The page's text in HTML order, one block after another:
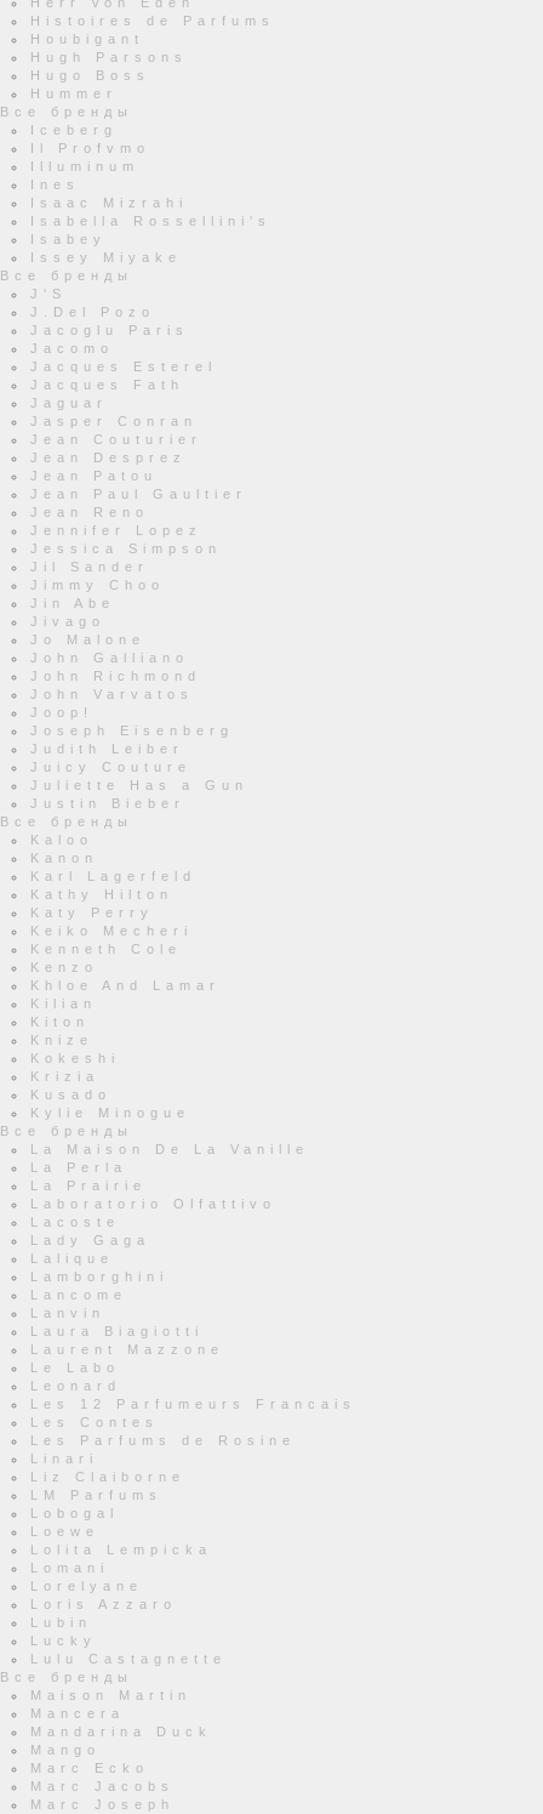
Histoires de Parfums
Houbigant
Hugh Parsons
Hugo Boss
Hummer
Все бренды
Iceberg
Il Profvmo
Illuminum
Ines
Isaac Mizrahi
Isabella Rossellini's
Isabey
Issey Miyake
Все бренды
J'S
J.Del Pozo
Jacoglu Paris
Jacomo
Jacques Esterel
Jacques Fath
Jaguar
Jasper Conran
Jean Couturier
Jean Desprez
Jean Patou
Jean Paul Gaultier
Jean Reno
Jennifer Lopez
Jessica Simpson
Jil Sander
Jimmy Choo
Jin Abe
Jivago
Jo Malone
John Galliano
John Richmond
John Varvatos
Joop!
Joseph Eisenberg
Judith Leiber
Juicy Couture
Juliette Has a Gun
Justin Bieber
Все бренды
Kaloo
Kanon
Karl Lagerfeld
Kathy Hilton
Katy Perry
Keiko Mecheri
Kenneth Cole
Kenzo
Khloe And Lamar
Kilian
Kiton
Knize
Kokeshi
Krizia
Kusado
Kylie Minogue
Все бренды
La Maison De La Vanille
La Perla
La Prairie
Laboratorio Olfattivo
Lacoste
Lady Gaga
Lalique
Lamborghini
Lancome
Lanvin
Laura Biagiotti
Laurent Mazzone
Le Labo
Leonard
Les 12 Parfumeurs Francais
Les Contes
Les Parfums de Rosine
Linari
Liz Claiborne
LM Parfums
Lobogal
Loewe
Lolita Lempicka
Lomani
Lorelyane
Loris Azzaro
Lubin
Lucky
Lulu Castagnette
Все бренды
Maison Martin
Mancera
Mandarina Duck
Mango
Marc Ecko
Marc Jacobs
Marc Joseph